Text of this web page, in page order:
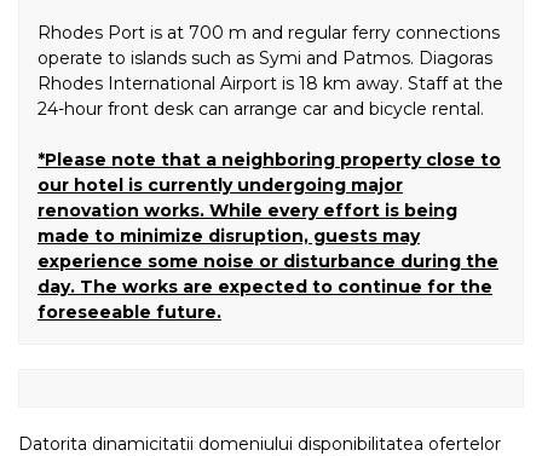
Rhodes Port is at 700 m and regular ferry connections
operate to islands such as Symi and Patmos. Diagoras
Rhodes International Airport is 18 km away. Staff at the
24-hour front desk can arrange car and bicycle rental.
*Please note that a neighboring property close to
our hotel is currently undergoing major
renovation works. While every effort is being
made to minimize disruption, guests may
experience some noise or disturbance during the
day. The works are expected to continue for the
foreseeable future.
Datorita dinamicitatii domeniului disponibilitatea ofertelor